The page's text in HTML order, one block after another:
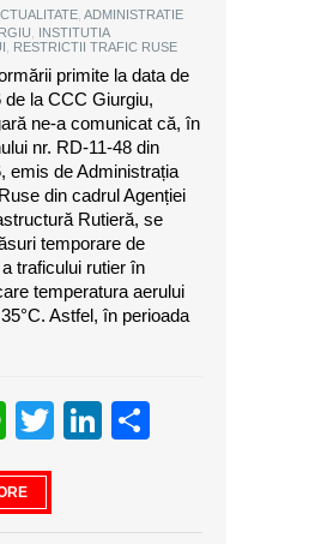
ADMINISTRATIE
INSTITUTIA
RESTRICTII TRAFIC RUSE
primite la data de
de la CCC Giurgiu,
ne-a comunicat că, în
nr. RD-11-48 din
emis de Administrația
din cadrul Agenției
Rutieră, se
temporare de
traficului rutier în
temperatura aerului
Astfel, în perioada
WhatsApp
TwitterLinkedIn